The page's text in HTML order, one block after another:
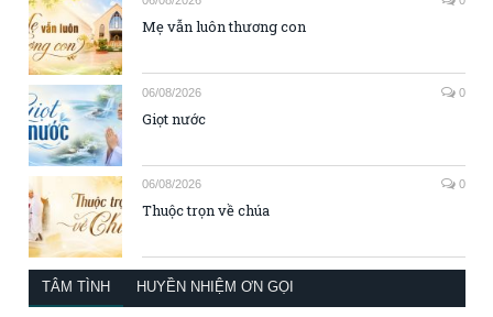
Mẹ vẫn luôn thương con
06/08/2026 0
Giọt nước
06/08/2026 0
Thuộc trọn về chúa
TÂM TÌNH HUYỀN NHIỆM ƠN GỌI